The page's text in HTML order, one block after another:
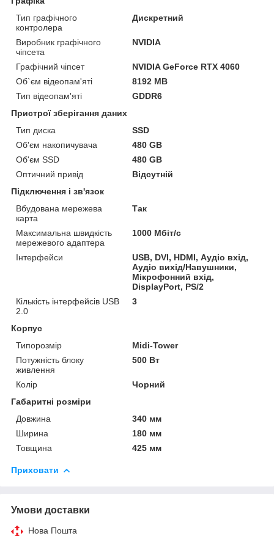
Тип графічного
контролера
Дискретний
Виробник графічного
чіпсета
NVIDIA
Графічний чіпсет
NVIDIA GeForce RTX 4060
Об`єм відеопам'яті
8192 MB
Тип відеопам'яті
GDDR6
Пристрої зберігання даних
Тип диска
SSD
Об'єм накопичувача
480 GB
Об'єм SSD
480 GB
Оптичний привід
Відсутній
Підключення і зв'язок
Вбудована мережева
карта
Так
Максимальна швидкість
мережевого адаптера
1000 Мбіт/с
Інтерфейси
USB, DVI, HDMI, Аудіо вхід,
Аудіо вихід/Навушники,
Мікрофонний вхід,
DisplayPort, PS/2
Кількість інтерфейсів USB
2.0
3
Корпус
Типорозмір
Midi-Tower
Потужність блоку
живлення
500 Вт
Колір
Чорний
Габаритні розміри
Довжина
340 мм
Ширина
180 мм
Товщина
425 мм
Приховати
Умови доставки
Нова Пошта